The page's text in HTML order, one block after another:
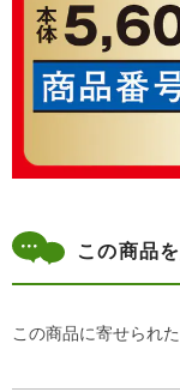
この商品
この商品に寄せられ